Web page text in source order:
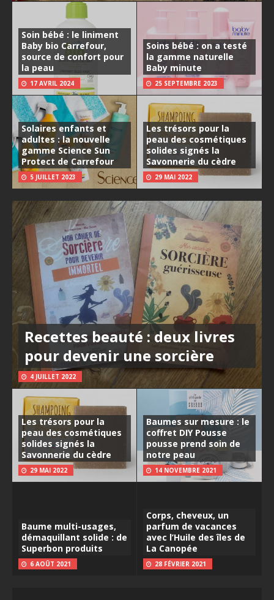
Soin bébé : le liniment
Baby bio Carrefour,
source de confort pour
la peau
17 AVRIL 2024
Soins bébé : on a testé
la gamme naturelle
Baby minute
25 SEPTEMBRE 2023
Solaires enfants et
adultes : la nouvelle
gamme Science Sun
Protect de Carrefour
5 JUILLET 2023
Les trésors pour la
peau des cosmétiques
solides signés la
Savonnerie du cèdre
29 MAI 2022
Recettes beauté : deux livres
pour devenir une sorcière
4 JUILLET 2022
Les trésors pour la
peau des cosmétiques
solides signés la
Savonnerie du cèdre
29 MAI 2022
Baumes sur mesure : le
coffret DIY Pousse
pousse prend soin de
notre peau
14 NOVEMBRE 2021
Baume multi-usages,
démaquillant solide : de
Superbon produits
6 AOÛT 2021
Corps, cheveux, un
parfum de vacances
avec l’Huile des îles de
La Canopée
28 FÉVRIER 2021